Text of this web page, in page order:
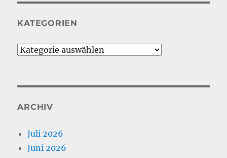
KATEGORIEN
Kategorien
ARCHIV
Juli 2026
Juni 2026